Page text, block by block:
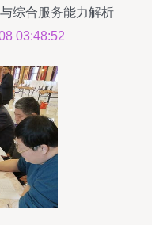
综合服务能力解析
03:48:52